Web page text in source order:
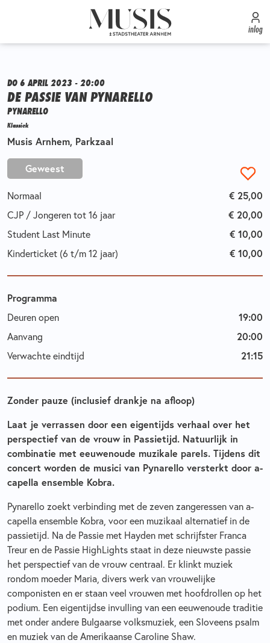
inlog
Laat je verrassen door een eigentijds verhaal over het
perspectief van de vrouw in Passietijd. Natuurlijk in
combinatie met eeuwenoude muzikale parels. Tijdens dit
concert worden de musici van Pynarello versterkt door a-
capella ensemble Kobra.
Pynarello zoekt verbinding met de zeven zangeressen van a-
capella ensemble Kobra, voor een muzikaal alternatief in de
passietijd. Na de Passie met Hayden met schrijfster Franca
Treur en de Passie HighLights staat in deze nieuwste passie
het perspectief van de vrouw centraal. Er klinkt muziek
rondom moeder Maria, divers werk van vrouwelijke
componisten en er staan veel vrouwen met hoofdrollen op het
podium. Een eigentijdse invulling van een eeuwenoude traditie
met onder andere Bulgaarse volksmuziek, een Sloveens psalm
en muziek van de Amerikaanse Caroline Shaw.
DO 6 APRIL 2023 - 20:00
DE PASSIE VAN PYNARELLO
PYNARELLO
Klassiek
Musis Arnhem, Parkzaal
Geweest
Normaal
€ 25,00
CJP / Jongeren tot 16 jaar
€ 20,00
Student Last Minute
€ 10,00
Kinderticket (6 t/m 12 jaar)
€ 10,00
Programma
Deuren open
Aanvang
Verwachte eindtijd
19:00
20:00
21:15
Zonder pauze (inclusief drankje na afloop)